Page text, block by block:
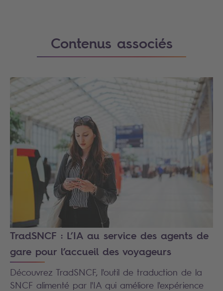
Contenus associés
TradSNCF : L’IA au service des agents de
gare pour l’accueil des voyageurs
Découvrez TradSNCF, l'outil de traduction de la
SNCF alimenté par l'IA qui améliore l'expérience